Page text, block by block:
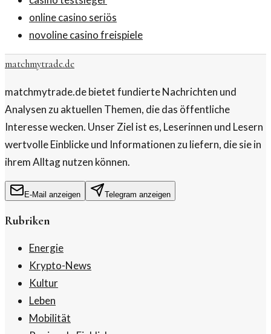
online casino seriös
novoline casino freispiele
matchmytrade.de
matchmytrade.de bietet fundierte Nachrichten und
Analysen zu aktuellen Themen, die das öffentliche
Interesse wecken. Unser Ziel ist es, Leserinnen und Lesern
wertvolle Einblicke und Informationen zu liefern, die sie in
ihrem Alltag nutzen können.
E-Mail anzeigen Telegram anzeigen
Rubriken
Energie
Krypto-News
Kultur
Leben
Mobilität